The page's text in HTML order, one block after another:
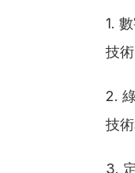
1.
技
2.
技
3.